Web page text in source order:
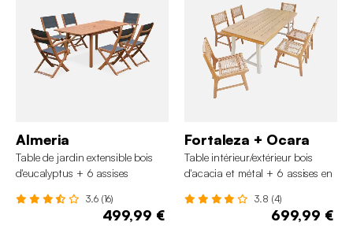
Almeria
Table de jardin extensible bois
d'eucalyptus + 6 assises
3.6 (16)
499,99 €
Fortaleza + Ocara
Table intérieur/extérieur bois
d'acacia et métal + 6 assises en
3.8 (4)
699,99 €